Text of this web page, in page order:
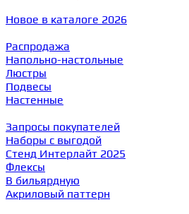
Новое в каталоге 2026
Распродажа
Напольно-настольные
Люстры
Подвесы
Настенные
Запросы покупателей
Наборы с выгодой
Стенд Интерлайт 2025
Флексы
В бильярдную
Акриловый паттерн